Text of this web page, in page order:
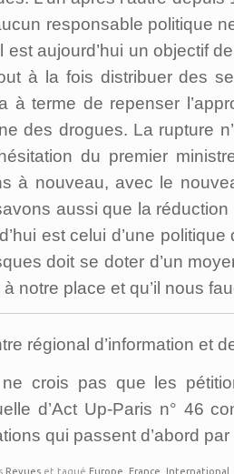
responsable politique
est aujourd’hui un objectif
à la fois distribuer des
à terme de repenser
des drogues. La rupture
du premier
à nouveau, avec le
aussi que la réduction
est celui d’une
doit se doter d’un
à notre place et qu’il nous
régional d’information et
crois pas que les
d’Act Up-Paris n° 46
qui passent d’abord
Revues et tagué Europe France International